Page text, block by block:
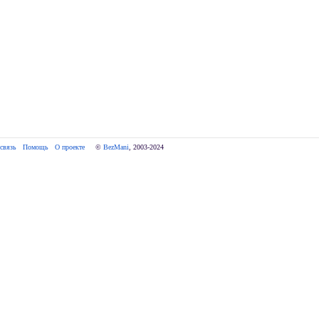
Помощь О проекте
     ©
BezMani , 2003-2024